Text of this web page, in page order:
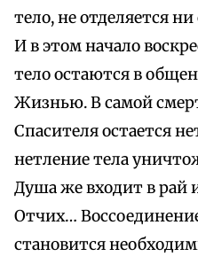
тело, не отделяется
И в этом начало
тело остаются в
Жизнью. В самой
Спасителя остается
нетление тела
Душа же входит в рай
Отчих…
становится